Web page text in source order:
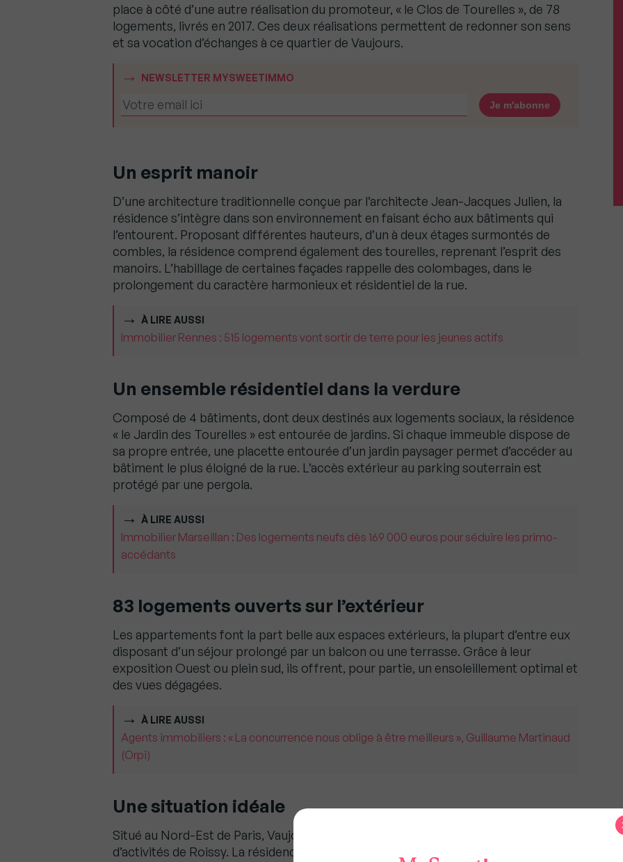
place à côté d’une autre réalisation du promoteur, « le Clos de Tourelles », de 78
logements, livrés en 2017. Ces deux réalisations permettent de redonner son sens
et sa vocation d’échanges à ce quartier de Vaujours.
NEWSLETTER MYSWEETIMMO
Un esprit manoir
D’une architecture traditionnelle conçue par l’architecte Jean-Jacques Julien, la
résidence s’intègre dans son environnement en faisant écho aux bâtiments qui
l’entourent. Proposant différentes hauteurs, d’un à deux étages surmontés de
combles, la résidence comprend également des tourelles, reprenant l’esprit des
manoirs. L’habillage de certaines façades rappelle des colombages, dans le
prolongement du caractère harmonieux et résidentiel de la rue.
À LIRE AUSSI
Immobilier Rennes : 515 logements vont sortir de terre pour les jeunes actifs
Un ensemble résidentiel dans la verdure
Composé de 4 bâtiments, dont deux destinés aux logements sociaux, la résidence
« le Jardin des Tourelles » est entourée de jardins. Si chaque immeuble dispose de
sa propre entrée, une placette entourée d’un jardin paysager permet d’accéder au
bâtiment le plus éloigné de la rue. L’accès extérieur au parking souterrain est
protégé par une pergola.
À LIRE AUSSI
Immobilier Marseillan : Des logements neufs dès 169 000 euros pour séduire les primo-
accédants
83 logements ouverts sur l’extérieur
Les appartements font la part belle aux espaces extérieurs, la plupart d’entre eux
disposant d’un séjour prolongé par un balcon ou une terrasse. Grâce à leur
exposition Ouest ou plein sud, ils offrent, pour partie, un ensoleillement optimal et
des vues dégagées.
À LIRE AUSSI
Agents immobiliers : « La concurrence nous oblige à être meilleurs », Guillaume Martinaud
(Orpi)
Une situation idéale
Situé au Nord-Est de Paris, Vaujours bénéficie du dynamisme économique du pôle
d’activités de Roissy. La résidence est située en cœur de ville, à proximité de